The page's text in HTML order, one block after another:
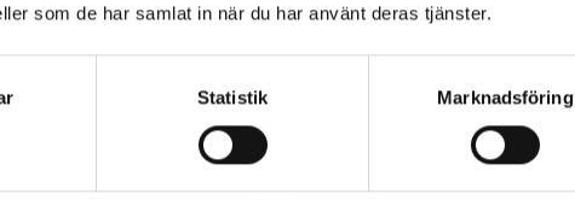
som de har samlat in när du har använt deras tjänster.
Statistik Marknadsföring